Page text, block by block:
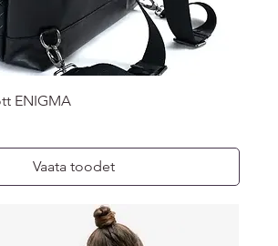
ENIGMA
Vaata toodet